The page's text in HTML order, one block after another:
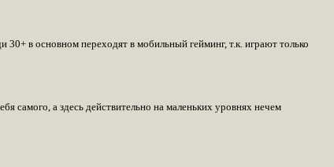
в основном переходят в мобильный гейминг, т.к. играют только
самого, а здесь действительно на маленьких уровнях нечем